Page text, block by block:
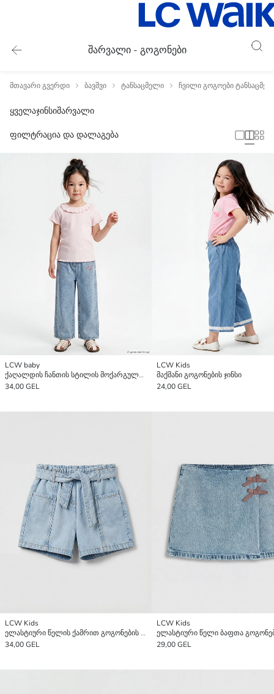
შარვალი - გოგონები
მთავარი გვერდი ბავშვი ტანსაცმელი ჩვილი გოგოები
ყველაჯინსიშარვალი
ფილტრაცია და დალაგება
LCW baby
ქაღალდის ჩანთის სტილის მოქარგული გოგონების ჯინსი
34,00 GEL
LCW Kids
მაქმანი გოგონების ჯინსი
24,00 GEL
LCW Kids
ელასტიური წელის ქამრით გოგონების ჯინსის შორტები
34,00 GEL
LCW Kids
29,00 GEL